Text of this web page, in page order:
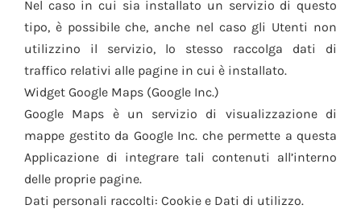
Nel caso in cui sia installato un servizio di questo
tipo, è possibile che, anche nel caso gli Utenti non
utilizzino il servizio, lo stesso raccolga dati di
traffico relativi alle pagine in cui è installato.
Widget Google Maps (Google Inc.)
Google Maps è un servizio di visualizzazione di
mappe gestito da Google Inc. che permette a questa
Applicazione di integrare tali contenuti all’interno
delle proprie pagine.
Dati personali raccolti: Cookie e Dati di utilizzo.